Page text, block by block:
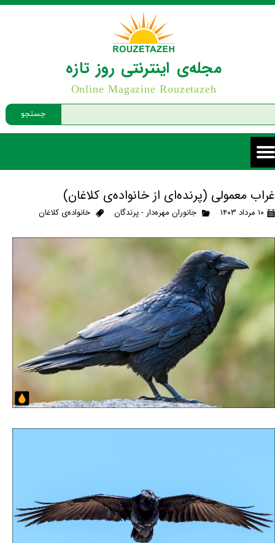
جستجو
مجله‌ی اینترنتی روز تازه
Online Magazine Rouzetazeh
غراب معمولی (پرنده‌ای از خانواده‌ی کلاغان)
۱۰ مرداد ۱۴۰۳ جانوران مهره‌دار - پرندگان خانواده‌ی کلاغان